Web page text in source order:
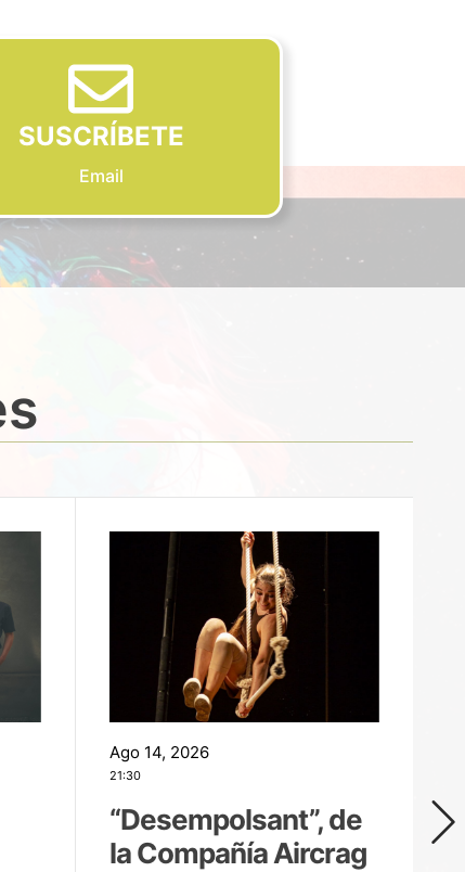
SUSCRÍBETE
Email
Ago 14, 2026
21:30
“Desempolsant”, de
la Compañía Aircrag